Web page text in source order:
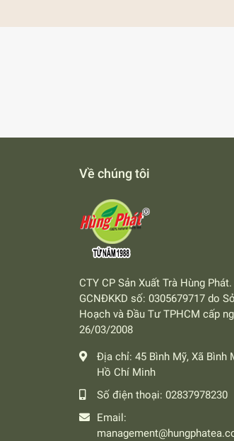
Về chúng tôi
CTY CP Sản Xuất Trà Hùng Phát.
GCNĐKKD số: 0305679717 do
Hoạch và Đầu Tư TPHCM cấp
26/03/2008
Địa chỉ: 45 Bình Mỹ, Xã Bình
Hồ Chí Minh
Số điện thoại: 02837978230
Email: